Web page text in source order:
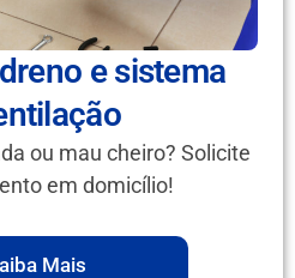
e sistema
ou mau cheiro? Solicite
em domicílio!
Mais